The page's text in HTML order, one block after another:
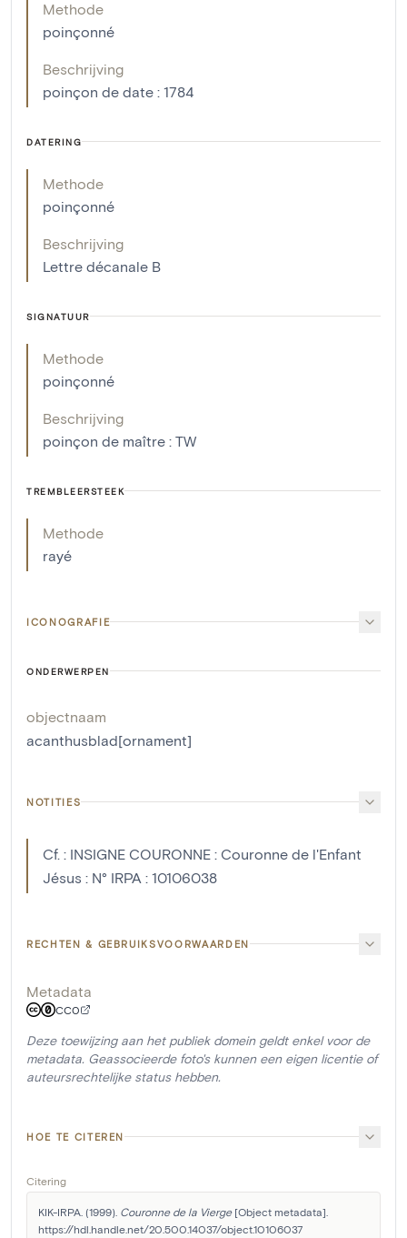
Methode
poinçonné
Beschrijving
poinçon de date : 1784
DATERING
Methode
poinçonné
Beschrijving
Lettre décanale B
SIGNATUUR
Methode
poinçonné
Beschrijving
poinçon de maître : TW
TREMBLEERSTEEK
Methode
rayé
ICONOGRAFIE
ONDERWERPEN
objectnaam
acanthusblad[ornament]
NOTITIES
Cf. : INSIGNE COURONNE : Couronne de l'Enfant
Jésus : N° IRPA : 10106038
RECHTEN & GEBRUIKSVOORWAARDEN
Metadata
CC0
Deze toewijzing aan het publiek domein geldt enkel voor de
metadata. Geassocieerde foto's kunnen een eigen licentie of
auteursrechtelijke status hebben.
HOE TE CITEREN
Citering
KIK-IRPA. (1999). Couronne de la Vierge [Object metadata].
https://hdl.handle.net/20.500.14037/object.10106037